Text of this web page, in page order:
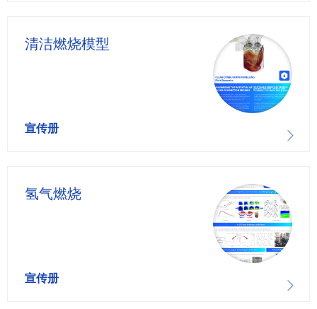
清洁燃烧模型
宣传册
氢气燃烧
宣传册